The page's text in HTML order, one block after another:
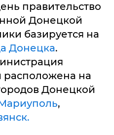
правительство
Донецкой
базируется на
Донецка.
расположена на
Донецкой
,